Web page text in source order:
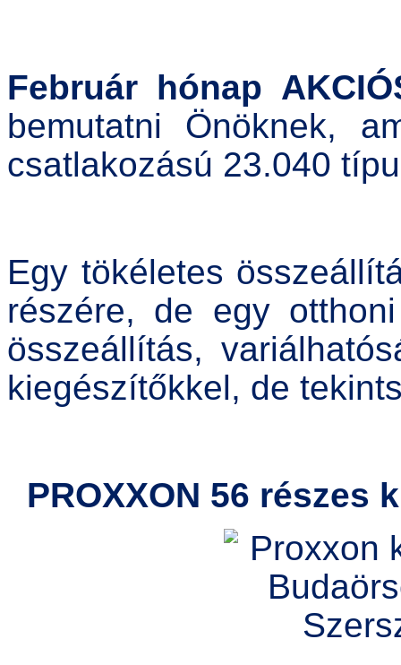
Február hónap
bemutatni Önöknek,
csatlakozású 23.040
Egy tökéletes
részére, de egy
összeállítás,
kiegészítőkkel, de
PROXXON 56 részes